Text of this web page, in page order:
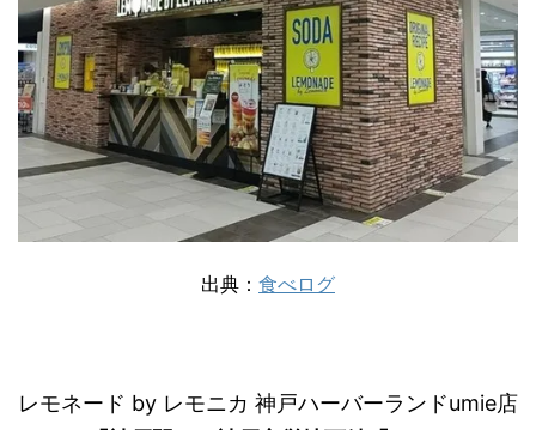
出典： 食べログ
レモネード by レモニカ 神戸ハーバーランドumie店